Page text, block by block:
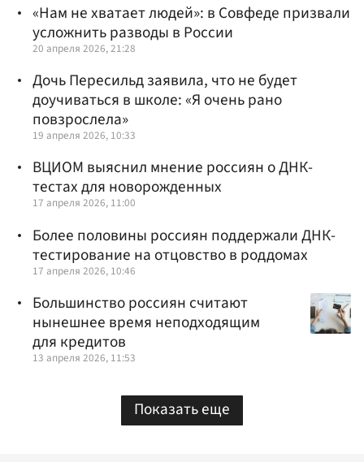
«Нам не хватает людей»: в Совфеде призвали
усложнить разводы в России
20 апреля 2026, 21:28
Дочь Пересильд заявила, что не будет
доучиваться в школе: «Я очень рано
повзрослела»
19 апреля 2026, 10:33
ВЦИОМ выяснил мнение россиян о ДНК-
тестах для новорожденных
17 апреля 2026, 11:00
Более половины россиян поддержали ДНК-
тестирование на отцовство в роддомах
17 апреля 2026, 10:46
Большинство россиян считают
нынешнее время неподходящим
для кредитов
13 апреля 2026, 11:53
Показать еще